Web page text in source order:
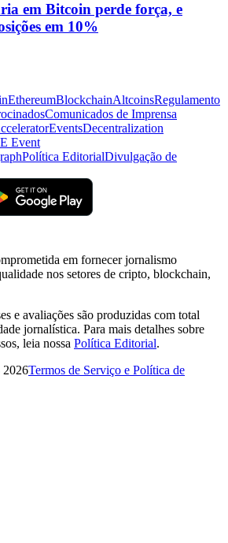
em Bitcoin perde força, e
em 10%
EthereumBlockchainAltcoinsRegulamento
Comunicados de Imprensa
EventsDecentralization
Event
Política EditorialDivulgação de
em fornecer jornalismo
nos setores de cripto, blockchain,
e avaliações são produzidas com total
jornalística. Para mais detalhes sobre
leia nossa Política Editorial.
2026Termos de Serviço e Política de